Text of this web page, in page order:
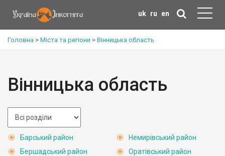
uk ru en
Головна > Міста та регіони > Вінницька область
Вінницька область
Барський район
Бершадський район
Немирівський район
Оратівський район